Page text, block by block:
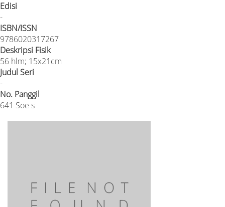
Edisi
-
ISBN/ISSN
9786020317267
Deskripsi Fisik
56 hlm; 15x21cm
Judul Seri
-
No. Panggil
641 Soe s